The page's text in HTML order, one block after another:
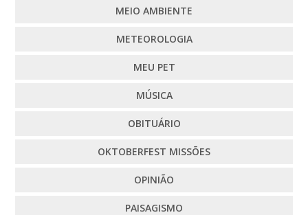
MEIO AMBIENTE
METEOROLOGIA
MEU PET
MÚSICA
OBITUÁRIO
OKTOBERFEST MISSÕES
OPINIÃO
PAISAGISMO